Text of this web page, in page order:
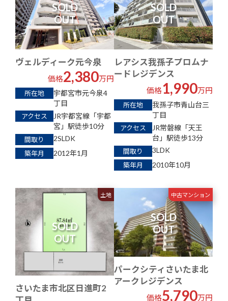
SOLD
OUT
ヴェルディーク元今泉
価格2,380万円
所在地
宇都宮市元今泉4
丁目
アクセス
JR宇都宮線「宇都
宮」駅徒歩10分
間取り 2SLDK
築年月 2012年1月
SOLD
OUT
レアシス我孫子プロムナ
ードレジデンス
価格1,990万円
所在地
我孫子市青山台三
丁目
アクセス
JR常磐線「天王
台」駅徒歩13分
間取り 3LDK
築年月 2010年10月
SOLD
OUT
土地
さいたま市北区日進町2
SOLD
OUT
中古マンション
パークシティさいたま北
アークレジデンス
価格5,790万円